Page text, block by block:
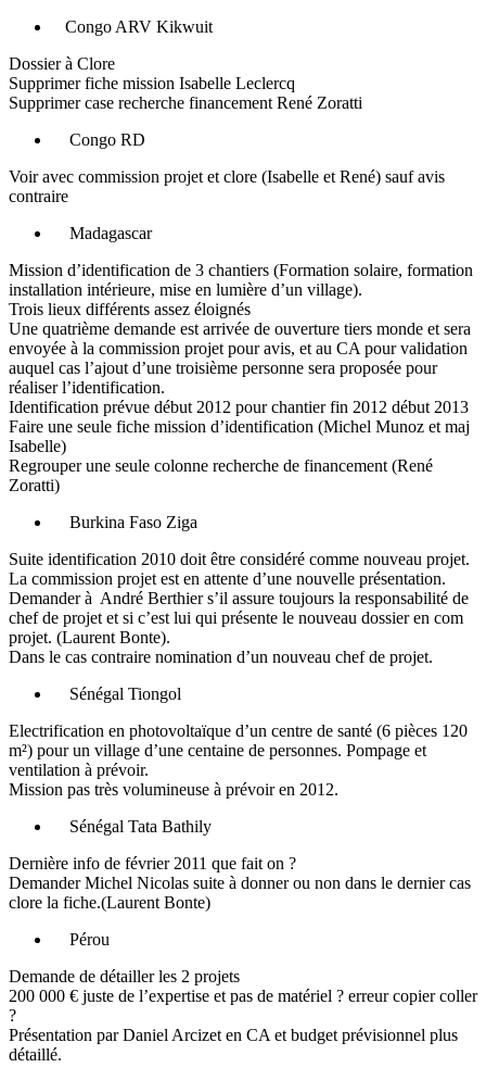
Congo ARV Kikwuit
Dossier à Clore
Supprimer fiche mission Isabelle Leclercq
Supprimer case recherche financement René Zoratti
Congo RD
Voir avec commission projet et clore (Isabelle et René) sauf avis
contraire
Madagascar
Mission d’identification de 3 chantiers (Formation solaire, formation
installation intérieure, mise en lumière d’un village).
Trois lieux différents assez éloignés
Une quatrième demande est arrivée de ouverture tiers monde et sera
envoyée à la commission projet pour avis, et au CA pour validation
auquel cas l’ajout d’une troisième personne sera proposée pour
réaliser l’identification.
Identification prévue début 2012 pour chantier fin 2012 début 2013
Faire une seule fiche mission d’identification (Michel Munoz et maj
Isabelle)
Regrouper une seule colonne recherche de financement (René
Zoratti)
Burkina Faso Ziga
Suite identification 2010 doit être considéré comme nouveau projet.
La commission projet est en attente d’une nouvelle présentation.
Demander à André Berthier s’il assure toujours la responsabilité de
chef de projet et si c’est lui qui présente le nouveau dossier en com
projet. (Laurent Bonte).
Dans le cas contraire nomination d’un nouveau chef de projet.
Sénégal Tiongol
Electrification en photovoltaïque d’un centre de santé (6 pièces 120
m²) pour un village d’une centaine de personnes. Pompage et
ventilation à prévoir.
Mission pas très volumineuse à prévoir en 2012.
Sénégal Tata Bathily
Dernière info de février 2011 que fait on ?
Demander Michel Nicolas suite à donner ou non dans le dernier cas
clore la fiche.(Laurent Bonte)
Pérou
Demande de détailler les 2 projets
200 000 € juste de l’expertise et pas de matériel ? erreur copier coller
?
Présentation par Daniel Arcizet en CA et budget prévisionnel plus
détaillé.